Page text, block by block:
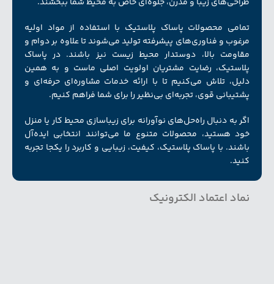
تمامی محصولات پاساک پلاستیک با استفاده از مواد اولیه
مرغوب و فناوری‌های پیشرفته تولید می‌شوند تا علاوه بر دوام و
مقاومت بالا، دوستدار محیط زیست نیز باشند. در پاساک
پلاستیک، رضایت مشتریان اولویت اصلی ماست و به همین
دلیل، تلاش می‌کنیم تا با ارائه خدمات مشاوره‌ای حرفه‌ای و
پشتیبانی قوی، تجربه‌ای بی‌نظیر را برای شما فراهم کنیم.
اگر به دنبال راه‌حل‌های نوآورانه برای زیبا‌سازی محیط کار یا منزل
خود هستید، محصولات متنوع ما می‌توانند انتخابی ایده‌آل
باشند. با پاساک پلاستیک، کیفیت، زیبایی و کاربرد را یکجا تجربه
کنید.
نماد اعتماد الکترونیک